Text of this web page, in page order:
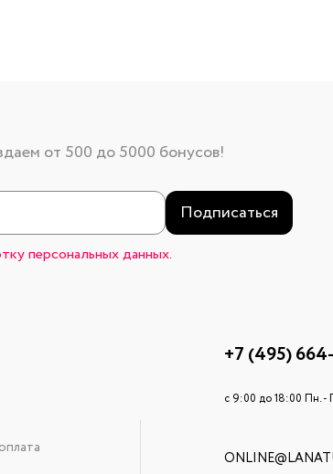
от 500 до 5000 бонусов!
Подписаться
персональных данных.
+7 (495)
c 9:00 до 18:00 Пн. -